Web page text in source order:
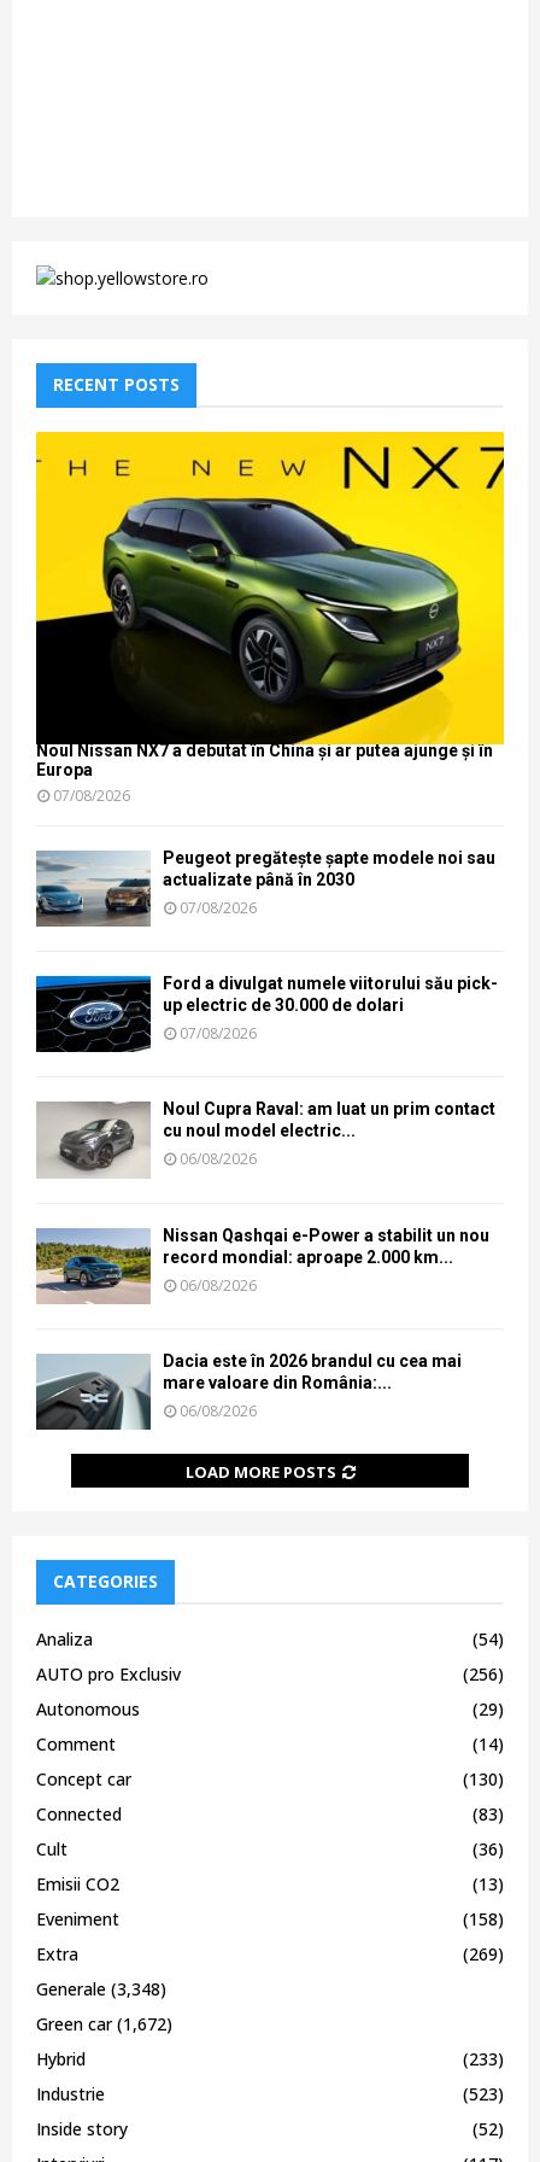
RECENT POSTS
Noul Nissan NX7 a debutat în China și ar putea ajunge și în
Europa
07/08/2026
Peugeot pregătește șapte modele noi sau
actualizate până în 2030
07/08/2026
Ford a divulgat numele viitorului său pick-
up electric de 30.000 de dolari
07/08/2026
Noul Cupra Raval: am luat un prim contact
cu noul model electric...
06/08/2026
Nissan Qashqai e-Power a stabilit un nou
record mondial: aproape 2.000 km...
06/08/2026
Dacia este în 2026 brandul cu cea mai
mare valoare din România:...
06/08/2026
LOAD MORE POSTS
CATEGORIES
Analiza
(54)
AUTO pro Exclusiv
(256)
Autonomous
(29)
Comment
(14)
Concept car
(130)
Connected
(83)
Cult
(36)
Emisii CO2
(13)
Eveniment
(158)
Extra
(269)
Generale (3,348)
Green car(1,672)
Hybrid
(233)
Industrie
(523)
Inside story
(52)